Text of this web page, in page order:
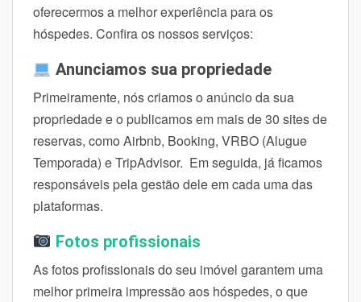
oferecermos a melhor experiência para os
hóspedes. Confira os nossos serviços:
Anunciamos sua propriedade
Primeiramente, nós criamos o anúncio da sua
propriedade e o publicamos em mais de 30 sites de
reservas, como Airbnb, Booking, VRBO (Alugue
Temporada) e TripAdvisor. Em seguida, já ficamos
responsáveis pela gestão dele em cada uma das
plataformas.
Fotos profissionais
As fotos profissionais do seu imóvel garantem uma
melhor primeira impressão aos hóspedes, o que